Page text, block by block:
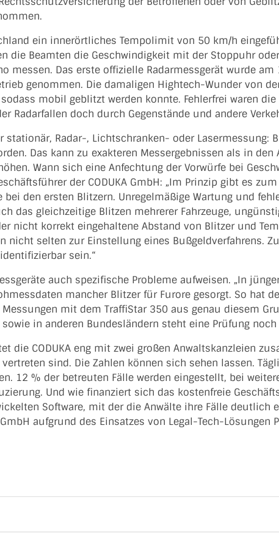
ein innerörtliches Tempolimit von 50 km/h
die Beamten die Geschwindigkeit mit der Stoppuhr
messen. Das erste offizielle Radarmessgerät wurde am
genommen. Die damaligen Hightech-Wunder von
mobil geblitzt werden konnte. Fehlerfrei waren
Radarfallen doch durch Gegenstände und andere
stationär, Radar-, Lichtschranken- oder Lasermessung:
Das kann zu exakteren Messergebnissen als in den
Wann sich eine Anfechtung der Vorwürfe bei
der CODUKA GmbH: „Im Prinzip gibt es
den ersten Blitzern. Unregelmäßige Wartung und
das gleichzeitige Blitzen mehrerer Fahrzeuge,
nicht korrekt eingehaltene Abstand von Blitzer und
nicht selten zur Einstellung eines Bußgeldverfahrens.
sein.“
auch spezifische Probleme aufweisen. „In
mancher Blitzer für Furore gesorgt. So hat
mit dem TraffiStar 350 aus genau diesem
in anderen Bundesländern steht eine Prüfung
die CODUKA eng mit zwei großen Anwaltskanzleien
sind. Die Zahlen können sich sehen lassen.
12 % der betreuten Fälle werden eingestellt, bei
Und wie finanziert sich das kostenfreie
Software, mit der die Anwälte ihre Fälle deutlich
aufgrund des Einsatzes von Legal-Tech-Lösungen